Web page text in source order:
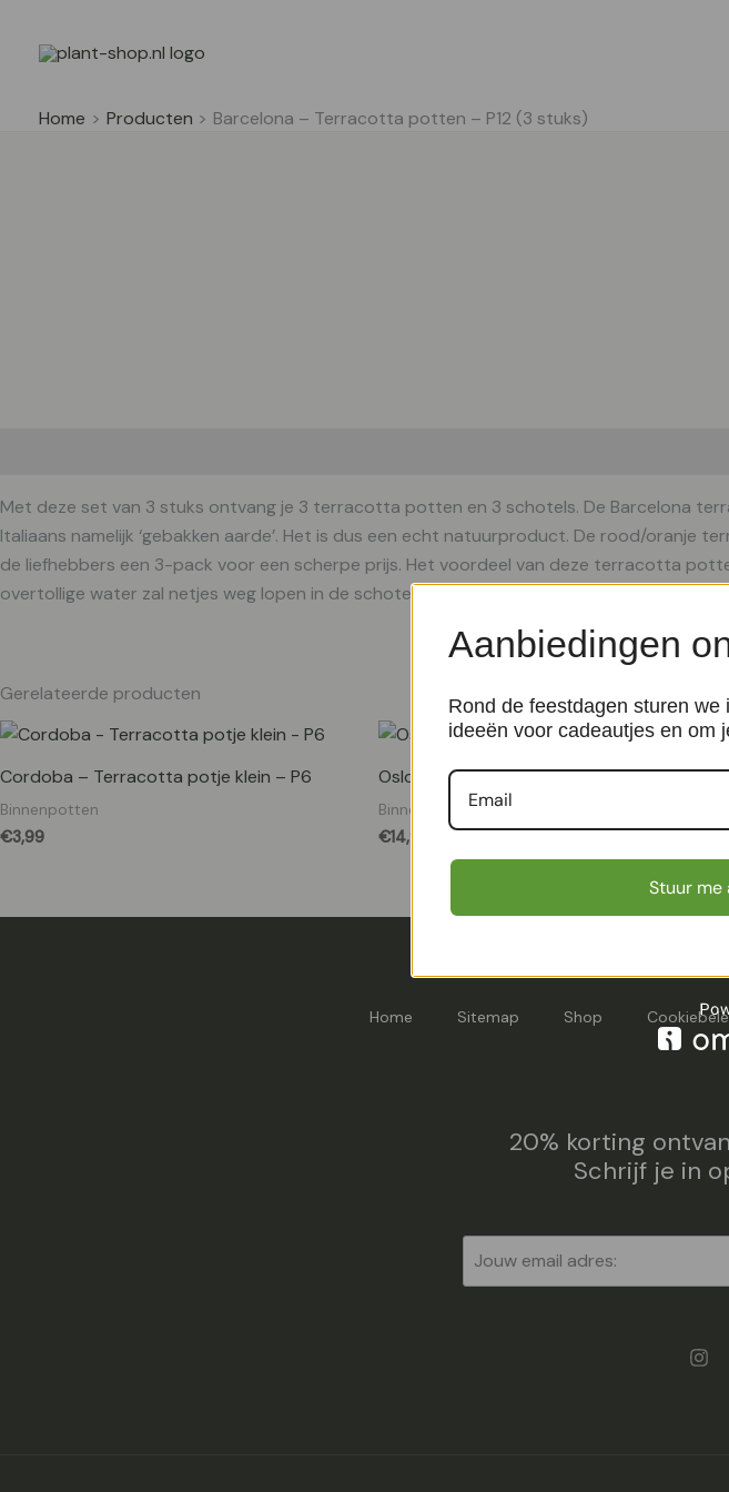
Home Producten
Barcelona – Terracotta potten – P12 (3 stuks)
Met deze set van 3 stuks ontvang je 3 terracotta potten en 3 schotels. De Barcelona
Italiaans namelijk ‘gebakken aarde’. Het is dus een echt natuurproduct. De rood/
de liefhebbers een 3-pack voor een scherpe prijs. Het voordeel van deze terracotta
overtollige water zal netjes weg lopen in de schotel. Hierdoor kun je dus nooit teveel
Gerelateerde producten
Cordoba – Terracotta potje klein – P6
Binnenpotten
€3,99
Oslo Wit – P21
Binnenpotten
€14,99
Home Sitemap Shop
20% korting
Schrijf je in
Aanbiedingen
Rond de feestdagen sturen
ideeën voor cadeautjes en om
Stuur me